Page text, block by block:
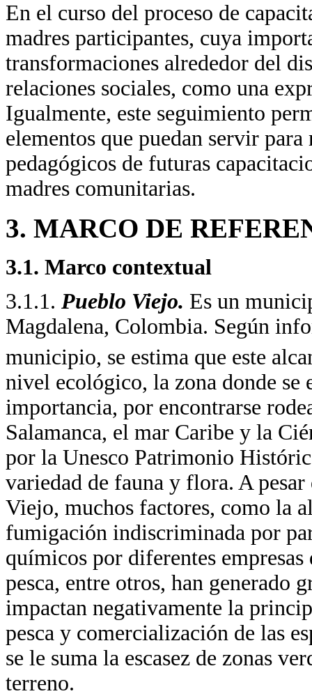
En el curso del proceso de
madres participantes, cuya
transformaciones alrededor del
relaciones sociales, como una
Igualmente, este seguimiento
elementos que puedan servir
pedagógicos de futuras
madres comunitarias.
3. MARCO DE
3.1. Marco contextual
3.1.1. Pueblo Viejo. Es un
Magdalena, Colombia. Según
municipio, se estima que este
nivel ecológico, la zona donde se
importancia, por encontrarse
Salamanca, el mar Caribe y la
por la Unesco Patrimonio
variedad de fauna y flora. A
Viejo, muchos factores, como la
fumigación indiscriminada por
químicos por diferentes
pesca, entre otros, han generado
impactan negativamente la
pesca y comercialización de las
se le suma la escasez de zonas
terreno.